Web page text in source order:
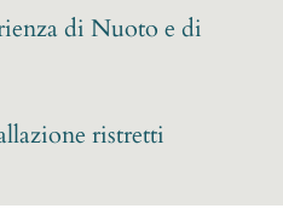
di Nuoto e di
ristretti